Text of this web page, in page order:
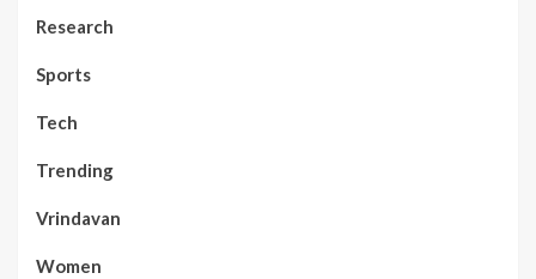
Research
Sports
Tech
Trending
Vrindavan
Women